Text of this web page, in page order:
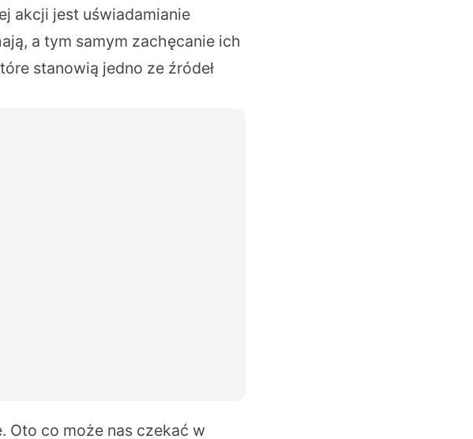
akcji jest uświadamianie
a tym samym zachęcanie ich
stanowią jedno ze źródeł
Oto co może nas czekać w